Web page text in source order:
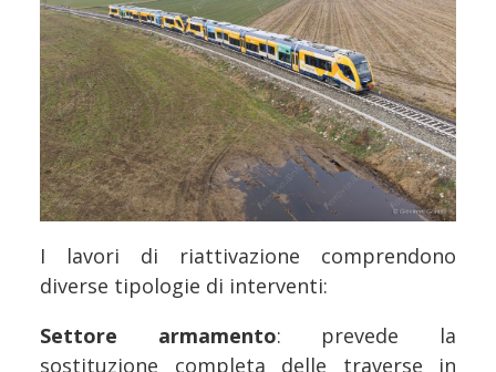
I lavori di riattivazione comprendono
diverse tipologie di interventi:
Settore armamento: prevede la
sostituzione completa delle traverse in